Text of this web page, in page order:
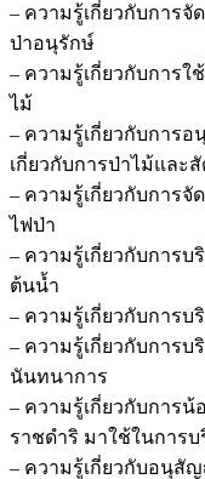
– ความรู้เกี่ยวกับการ
ป่าอนุรักษ์
– ความรู้เกี่ยวกับการ
ไม้
– ความรู้เกี่ยวกับการ
เกี่ยวกับการป่าไม้และ
– ความรู้เกี่ยวกับการ
ไฟป่า
– ความรู้เกี่ยวกับการ
ต้นน้ำ
– ความรู้เกี่ยวกับการ
– ความรู้เกี่ยวกับการ
นันทนาการ
– ความรู้เกี่ยวกับการ
ราชดำริ มาใช้ในการ
– ความรู้เกี่ยวกับอนุสั